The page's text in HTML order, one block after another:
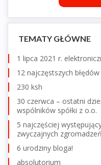
TEMATY GŁÓWNE
1 lipca 2021 r.
12 najczęstszych
230 ksh
30 czerwca – ostatni
wspólników spółki z o.o.
5 najczęściej
zwyczajnych
6 urodziny bloga!
absolutorium